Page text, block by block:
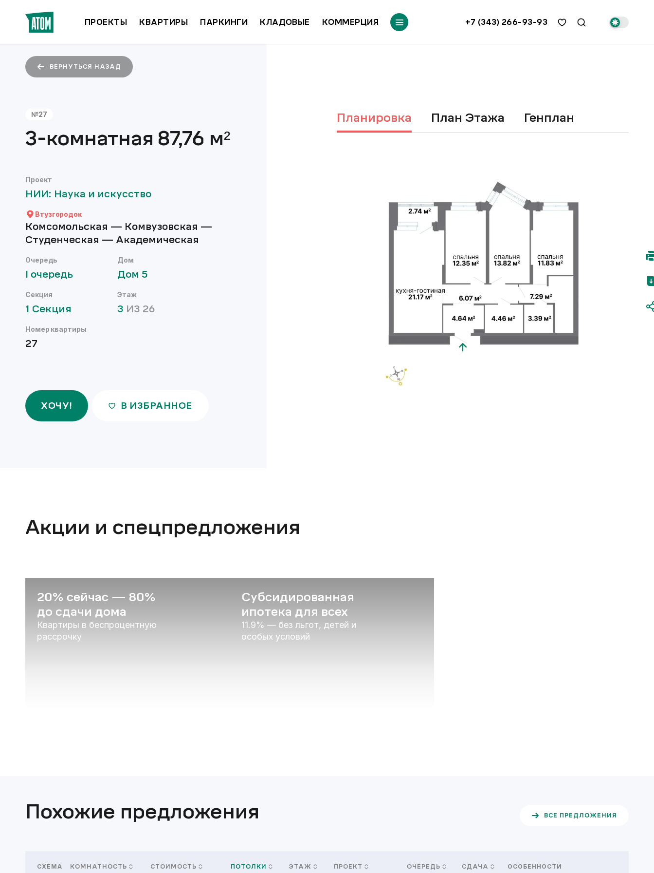
ПРОЕКТЫ КВАРТИРЫ ПАРКИНГИ КЛАДОВЫЕ КОММЕРЦИЯ +7 (343) 266-93-93
ВЕРНУТЬСЯ НАЗАД
№27
3-комнатная 87,76 м²
Проект
НИИ: Наука и искусство
Втузгородок
Комсомольская — Комвузовская —
Студенческая — Академическая
Очередь
I очередь
Дом
Дом 5
Секция
1 Секция
Этаж
3 ИЗ 26
Номер квартиры
27
ХОЧУ! В ИЗБРАННОЕ
Планировка План Этажа Генплан
Акции и спецпредложения
20% сейчас — 80%
до сдачи дома
Квартиры в беспроцентную
рассрочку
Субсидированная
ипотека для всех
11.9% — без льгот, детей и
особых условий
Похожие предложения ВСЕ ПРЕДЛОЖЕНИЯ
СХЕМА КОМНАТНОСТЬ СТОИМОСТЬ ПОТОЛКИ ЭТАЖ ПРОЕКТ ОЧЕРЕДЬ СДАЧА ОСОБЕННОСТИ